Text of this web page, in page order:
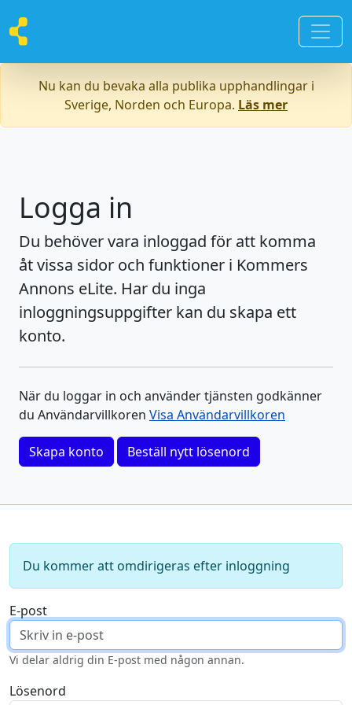
Nu kan du bevaka alla publika upphandlingar i
Sverige, Norden och Europa. Läs mer
Logga in
Du behöver vara inloggad för att komma
åt vissa sidor och funktioner i Kommers
Annons eLite. Har du inga
inloggningsuppgifter kan du skapa ett
konto.
När du loggar in och använder tjänsten godkänner
du Användarvillkoren Visa Användarvillkoren
Skapa konto Beställ nytt lösenord
Du kommer att omdirigeras efter inloggning
E-post
Vi delar aldrig din E-post med någon annan.
Lösenord